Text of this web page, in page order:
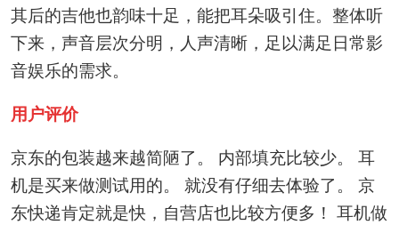
其后的吉他也韵味十足，能把耳朵吸引住。整体听
下来，声音层次分明，人声清晰，足以满足日常影
音娱乐的需求。
用户评价
京东的包装越来越简陋了。 内部填充比较少。 耳
机是买来做测试用的。 就没有仔细去体验了。 京
东快递肯定就是快，自营店也比较方便多！ 耳机做